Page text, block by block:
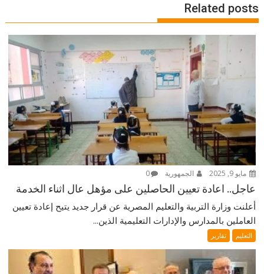
Related posts
مايو 9, 2025 الجمهورية 0
عاجل.. اعادة تعيين الحاصلين على مؤهل عال اثناء الخدمة
أعلنت وزارة التربية والتعليم المصرية عن قرار جديد يتيح إعادة تعيين
العاملين بالمدارس والإدارات التعليمية الذين...
التعليم تقارير